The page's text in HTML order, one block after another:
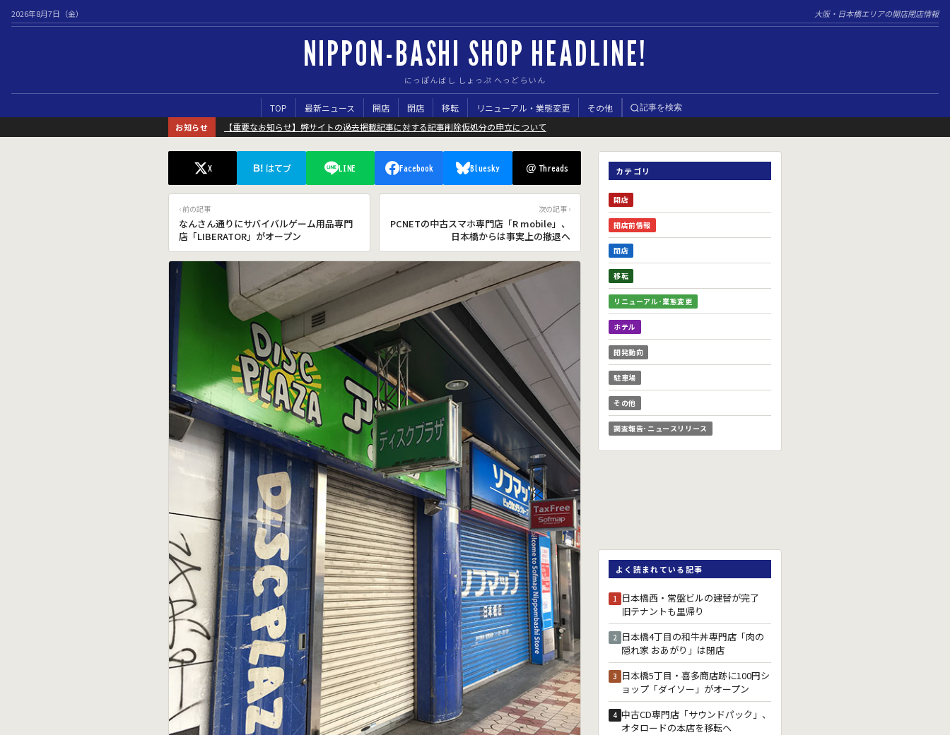
2026年8月7日（金） 大阪・日本橋エリアの開店閉店情報
NIPPON-BASHI SHOP HEADLINE!
にっぽんばし しょっぷ へっどらいん
TOP 最新ニュース 開店 閉店 移転 リニューアル・業態変更 その他 記事を検索
お知らせ 【重要なお知らせ】弊サイトの過去掲載記事に対する記事削除仮処分の申立について
X B! はてブ LINE Facebook Bluesky @ Threads
‹ 前の記事
なんさん通りにサバイバルゲーム用品専門
店「LIBERATOR」がオープン
次の記事 ›
PCNETの中古スマホ専門店「R mobile」、
日本橋からは事実上の撤退へ
カテゴリ
開店
開店前情報
閉店
移転
リニューアル･業態変更
ホテル
開発動向
駐車場
その他
調査報告･ニュースリリース
よく読まれている記事
1 日本橋西・常盤ビルの建替が完了
旧テナントも里帰り
2 日本橋4丁目の和牛丼専門店「肉の
隠れ家 おあがり」は閉店
3 日本橋5丁目・喜多商店跡に100円シ
ョップ「ダイソー」がオープン
4 中古CD専門店「サウンドパック」、
オタロードの本店を移転へ